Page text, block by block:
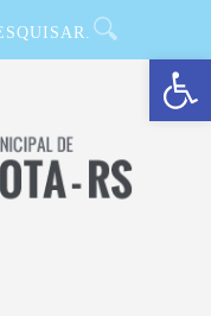
Barra de Ferramentas Aberta